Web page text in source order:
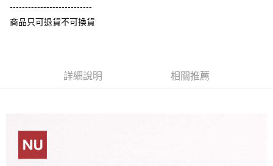
1.本服務係由「台灣大哥大股份有限公司」（以下簡稱本公司）所提供，讓
由本公司與您本人進行分期帳單所需資料之確認、核對及更正。
３．收到繳費通知簡訊後14天內，點擊此簡訊中的連結，可透過四大超商／
ATM／網路銀行／等多元方式進行付款，方視為交易完成。
※ 請注意：結帳手續完成當下不需立刻繳費，但若您需要取消訂單，請聯絡
是否繳費成功／繳費後需取消欲退款等相關疑問，請聯繫「AFTEE先享後付
客戶支援中心」 https://netprotections.freshdesk.com/support/home
權轉讓予恩沛科技股份有限公司。
２．關於個人資料處理事宜，請瀏覽以下網址：
https://aftee.tw/terms/#terms3
7-11付款取貨
每筆NT$60，滿NT$899(含以上)免運費
---------------------------
商品只可退貨不可換貨
詳細說明 相關推薦